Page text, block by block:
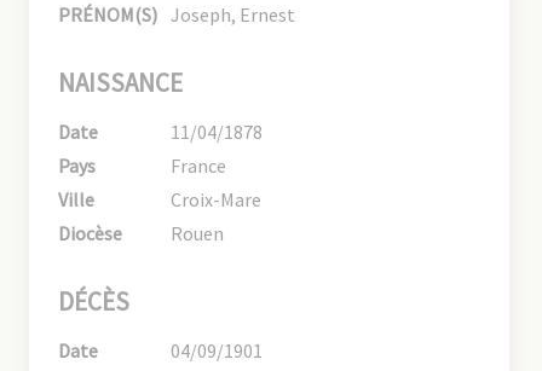
PRÉNOM(S) Joseph, Ernest
NAISSANCE
Date
11/04/1878
Pays
France
Ville
Croix-Mare
Diocèse
Rouen
DÉCÈS
Date
04/09/1901